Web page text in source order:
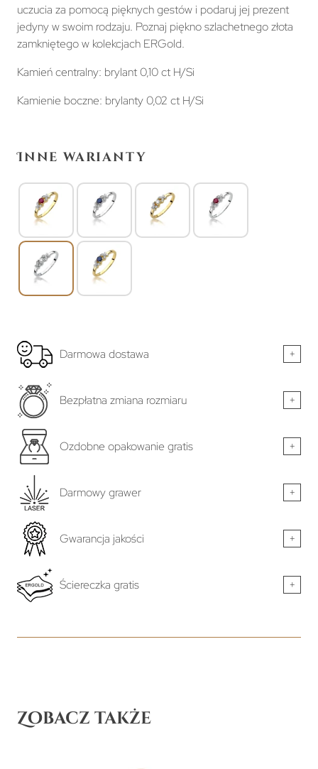
uczucia za pomocą pięknych gestów i podaruj jej prezent
jedyny w swoim rodzaju. Poznaj piękno szlachetnego złota
zamkniętego w kolekcjach ERGold.
Kamień centralny: brylant 0,10 ct H/Si
Kamienie boczne: brylanty 0,02 ct H/Si
Inne warianty
Darmowa dostawa +
Bezpłatna zmiana rozmiaru +
Ozdobne opakowanie gratis +
Darmowy grawer +
Gwarancja jakości +
Ściereczka gratis +
Zobacz także